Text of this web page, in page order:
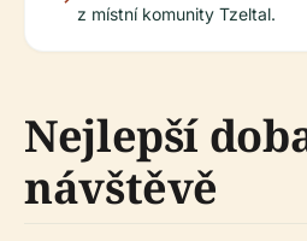
z místní komunity Tzeltal.
Nejlepší
návštěvě